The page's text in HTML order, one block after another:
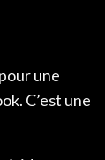
une
C’est une